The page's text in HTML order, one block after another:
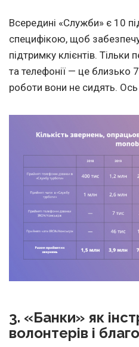
Всередині «Служби» є 10
специфікою, щоб
підтримку клієнтів. Тільки
та телефонії — це близько
роботи вони не сидять.
3. «Банки» як
волонтерів і